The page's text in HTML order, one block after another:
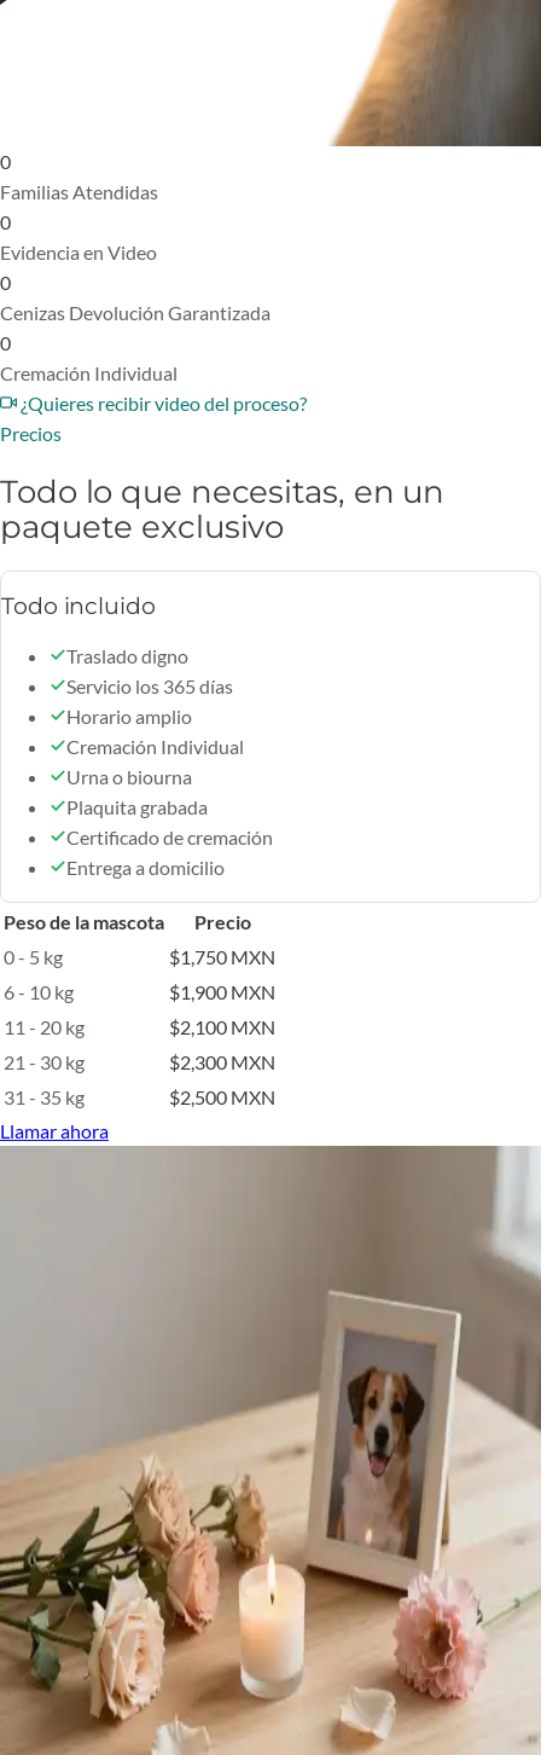
0
Familias Atendidas
0
Evidencia en Video
0
Cenizas Devolución Garantizada
0
Cremación Individual
¿Quieres recibir video del proceso?
Precios
Todo lo que necesitas, en un
paquete exclusivo
Todo incluido
Traslado digno
Servicio los 365 días
Horario amplio
Cremación Individual
Urna o biourna
Plaquita grabada
Certificado de cremación
Entrega a domicilio
Peso de la mascota
Precio
0 - 5 kg
$1,750 MXN
6 - 10 kg
$1,900 MXN
11 - 20 kg
$2,100 MXN
21 - 30 kg
$2,300 MXN
31 - 35 kg
$2,500 MXN
Llamar ahora